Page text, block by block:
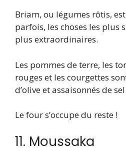
Briam, ou légumes rôtis,
parfois, les choses les plus
plus extraordinaires.
Les pommes de terre, les
rouges et les courgettes
d’olive et assaisonnés de
Le four s’occupe du reste !
11. Moussaka